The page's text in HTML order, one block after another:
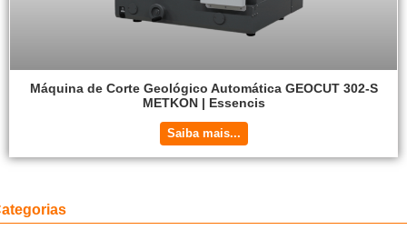
Máquina de Corte Geológico Automática GEOCUT 302-S
METKON | Essencis
Saiba mais...